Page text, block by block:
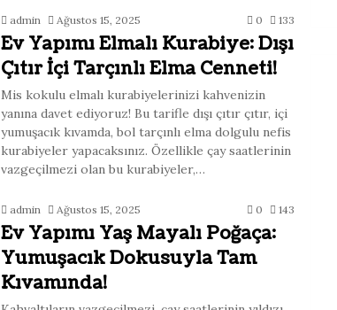
admin Ağustos 15, 2025 0 133
Ev Yapımı Elmalı Kurabiye: Dışı
Çıtır İçi Tarçınlı Elma Cenneti!
Mis kokulu elmalı kurabiyelerinizi kahvenizin
yanına davet ediyoruz! Bu tarifle dışı çıtır çıtır, içi
yumuşacık kıvamda, bol tarçınlı elma dolgulu nefis
kurabiyeler yapacaksınız. Özellikle çay saatlerinin
vazgeçilmezi olan bu kurabiyeler,…
admin Ağustos 15, 2025 0 143
Ev Yapımı Yaş Mayalı Poğaça:
Yumuşacık Dokusuyla Tam
Kıvamında!